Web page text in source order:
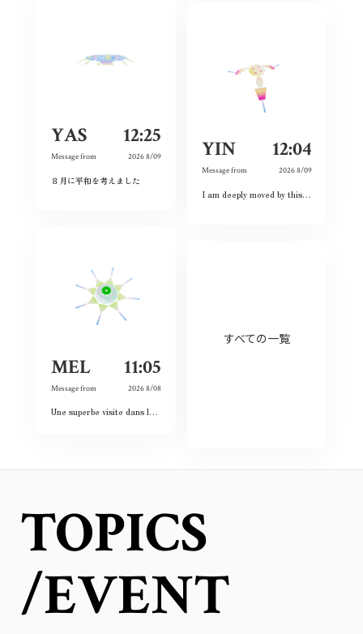
YAS 12:25
Message from 2026 8/09
８月に平和を考えました
YIN 12:04
Message from 2026 8/09
I am deeply moved by this exhibition because I have witnessed the spirit of courage and never-give-up among the land and the people. Although this city had once completely destroyed, but the people still believed the future and ordinary lives. That’s what I love this city so much and today is my second time visiting Hiroshima 🥰❤️
MEL 11:05
Message from 2026 8/08
Une superbe visite dans le passé, le présent et le futur. Les images et vidéos sont sublimes et nous rappellent l’histoire passée.
すべての一覧
TOPICS
/EVENT